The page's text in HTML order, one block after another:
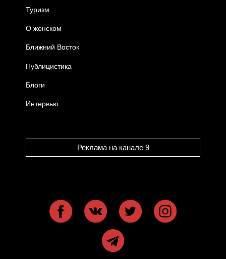
Туризм
О женском
Ближний Восток
Публицистика
Блоги
Интервью
Реклама на канале 9